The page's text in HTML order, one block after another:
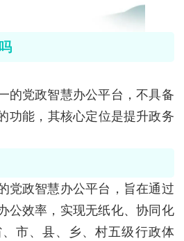
的党政智慧办公平台，不具备
功能‌，其核心定位是提升政务
党政智慧办公平台，旨在通过
公效率，实现无纸化、协同化
市、县、乡、村五级行政体